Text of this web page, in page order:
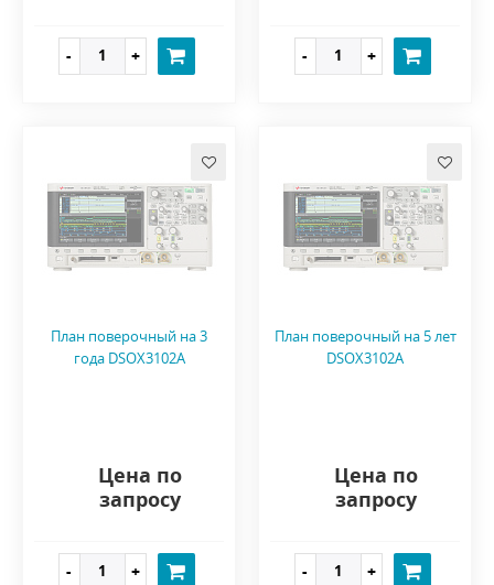
План поверочный на 3
года DSOX3102A
Цена по
запросу
План поверочный на 5 лет
DSOX3102A
Цена по
запросу